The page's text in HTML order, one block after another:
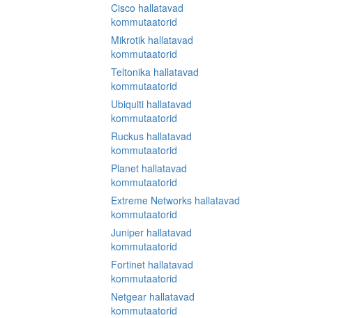
Cisco hallatavad
kommutaatorid
Mikrotik hallatavad
kommutaatorid
Teltonika hallatavad
kommutaatorid
Ubiquiti hallatavad
kommutaatorid
Ruckus hallatavad
kommutaatorid
Planet hallatavad
kommutaatorid
Extreme Networks hallatavad
kommutaatorid
Juniper hallatavad
kommutaatorid
Fortinet hallatavad
kommutaatorid
Netgear hallatavad
kommutaatorid